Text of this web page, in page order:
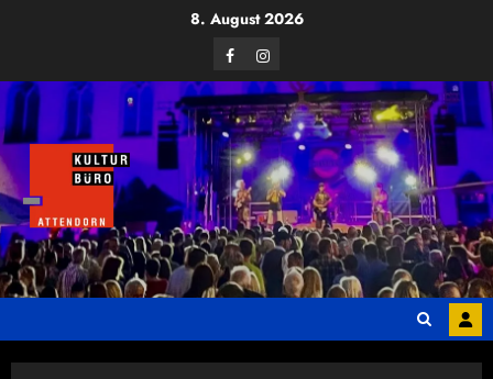
8. August 2026
FacebookInstagram